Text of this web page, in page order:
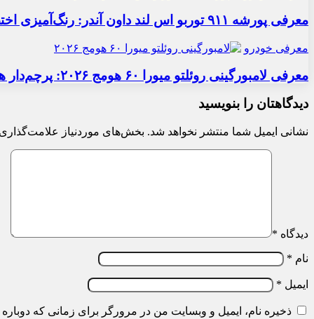
معرفی پورشه ۹۱۱ توربو اس لند داون آندر: رنگ‌آمیزی اختصاصی
معرفی خودرو
معرفی لامبورگینی روئلتو میورا ۶۰ هومج ۲۰۲۶: پرچم‌دار هیبریدی
دیدگاهتان را بنویسید
نشانی ایمیل شما منتشر نخواهد شد. بخش‌های موردنیاز
دیدگاه *
نام *
ایمیل *
ذخیره نام، ایمیل و وبسایت من در مرورگر برای زمانی که